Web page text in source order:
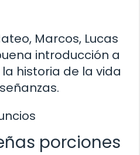
Marcos, Lucas
introducción a
historia de la vida
porciones